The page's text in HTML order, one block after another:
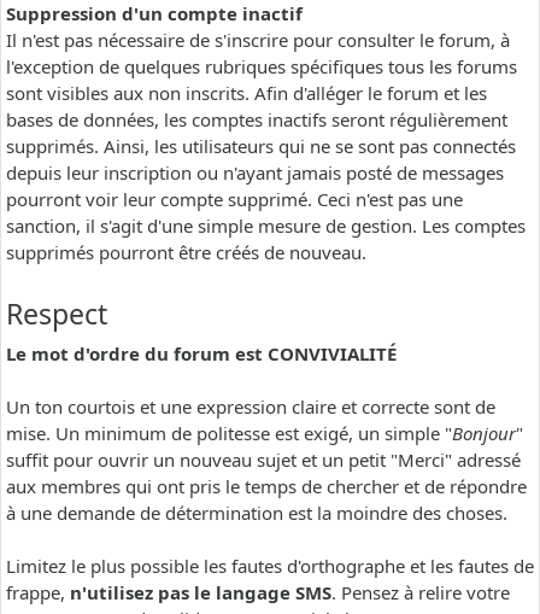
Suppression d'un compte inactif
Il n'est pas nécessaire de s'inscrire pour consulter le forum, à
l'exception de quelques rubriques spécifiques tous les forums
sont visibles aux non inscrits. Afin d'alléger le forum et les
bases de données, les comptes inactifs seront régulièrement
supprimés. Ainsi, les utilisateurs qui ne se sont pas connectés
depuis leur inscription ou n'ayant jamais posté de messages
pourront voir leur compte supprimé. Ceci n'est pas une
sanction, il s'agit d'une simple mesure de gestion. Les comptes
supprimés pourront être créés de nouveau.
Respect
Le mot d'ordre du forum est CONVIVIALITÉ
Un ton courtois et une expression claire et correcte sont de
mise. Un minimum de politesse est exigé, un simple "Bonjour"
suffit pour ouvrir un nouveau sujet et un petit "Merci" adressé
aux membres qui ont pris le temps de chercher et de répondre
à une demande de détermination est la moindre des choses.
Limitez le plus possible les fautes d'orthographe et les fautes de
frappe, n'utilisez pas le langage SMS. Pensez à relire votre